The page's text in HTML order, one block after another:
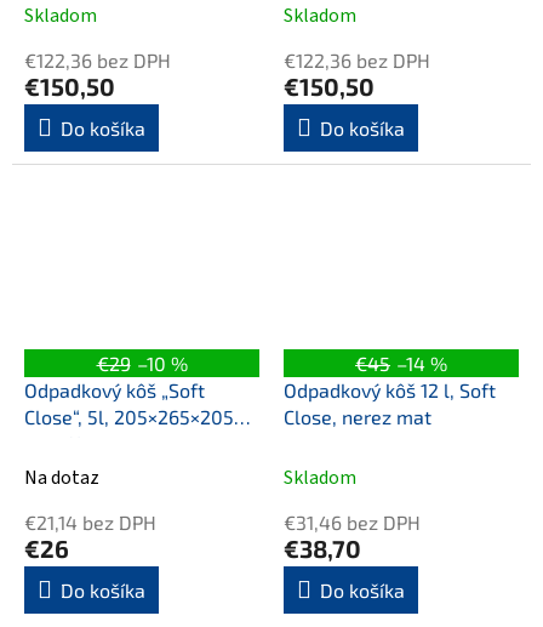
Skladom
€122,36 bez DPH
€150,50
Do košíka
Skladom
€122,36 bez DPH
€150,50
Do košíka
€29 –10 %
Odpadkový kôš „Soft
Close“, 5l, 205×265×205
Na dotaz
€21,14 bez DPH
€26
Do košíka
€45 –14 %
Odpadkový kôš 12 l, Soft
Close, nerez mat
Skladom
€31,46 bez DPH
€38,70
Do košíka